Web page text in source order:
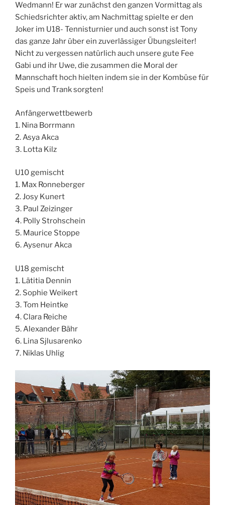
Wedmann! Er war zunächst den ganzen Vormittag als
Schiedsrichter aktiv, am Nachmittag spielte er den
Joker im U18- Tennisturnier und auch sonst ist Tony
das ganze Jahr über ein zuverlässiger Übungsleiter!
Nicht zu vergessen natürlich auch unsere gute Fee
Gabi und ihr Uwe, die zusammen die Moral der
Mannschaft hoch hielten indem sie in der Kombüse für
Speis und Trank sorgten!
Anfängerwettbewerb
1. Nina Borrmann
2. Asya Akca
3. Lotta Kilz
U10 gemischt
1. Max Ronneberger
2. Josy Kunert
3. Paul Zeizinger
4. Polly Strohschein
5. Maurice Stoppe
6. Aysenur Akca
U18 gemischt
1. Lätitia Dennin
2. Sophie Weikert
3. Tom Heintke
4. Clara Reiche
5. Alexander Bähr
6. Lina Sjlusarenko
7. Niklas Uhlig